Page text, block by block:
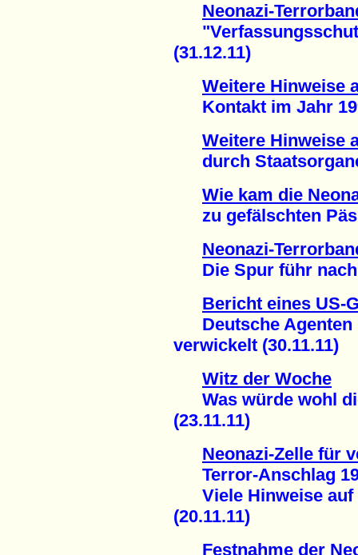
Neonazi-
(31.12.11)
Weitere Hinweise
Kontakt im Jahr
Weitere Hinweise
durch
Wie kam die
zu gefälschten
Neonazi-
Die Spur führ nach
Bericht eines US-
Deutsche Agenten
verwickelt (30.11.11)
Witz der Woche
Was würde wohl
(23.11.11)
Neonazi-Zelle für
Terror-Anschlag
Viele Hinweise auf
(20.11.11)
Festnahme der